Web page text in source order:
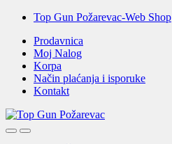
Skip
navigation
Skip
content
Top Gun Požarevac-Web Shop
Prodavnica
Moj Nalog
Korpa
Način plaćanja i isporuke
Kontakt
OpenClose